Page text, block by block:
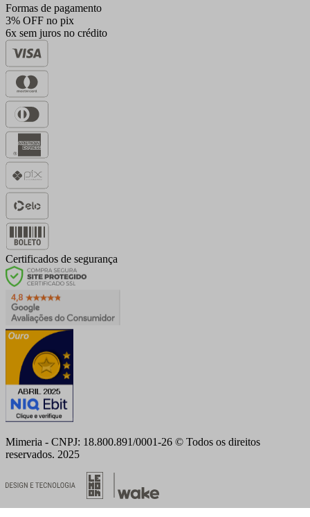
Formas de pagamento
3% OFF no pix
6x sem juros no crédito
Certificados de segurança
Mimeria - CNPJ: 18.800.891/0001-26 © Todos os direitos
reservados. 2025